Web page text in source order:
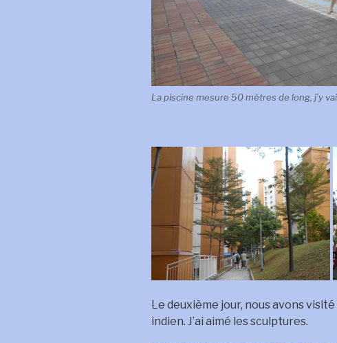
La piscine mesure 50 mètres de long, j’y
Le deuxième jour, nous avons
indien. J’ai aimé les sculptures.